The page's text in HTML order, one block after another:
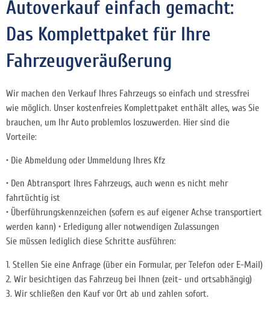
Autoverkauf einfach gemacht:
Das Komplettpaket für Ihre
Fahrzeugveräußerung
Wir machen den Verkauf Ihres Fahrzeugs so einfach und stressfrei
wie möglich. Unser kostenfreies Komplettpaket enthält alles, was Sie
brauchen, um Ihr Auto problemlos loszuwerden. Hier sind die
Vorteile:
• Die Abmeldung oder Ummeldung Ihres Kfz
• Den Abtransport Ihres Fahrzeugs, auch wenn es nicht mehr
fahrtüchtig ist
• Überführungskennzeichen (sofern es auf eigener Achse transportiert
werden kann) • Erledigung aller notwendigen Zulassungen
Sie müssen lediglich diese Schritte ausführen:
1. Stellen Sie eine Anfrage (über ein Formular, per Telefon oder E-Mail)
2. Wir besichtigen das Fahrzeug bei Ihnen (zeit- und ortsabhängig)
3. Wir schließen den Kauf vor Ort ab und zahlen sofort.